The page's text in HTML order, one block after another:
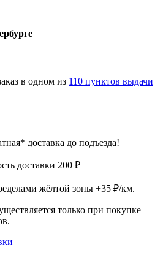
в одном из 110 пунктов выдачи
* доставка до подъезда!
доставки 200 ₽
жёлтой зоны +35 ₽/км.
только при покупке